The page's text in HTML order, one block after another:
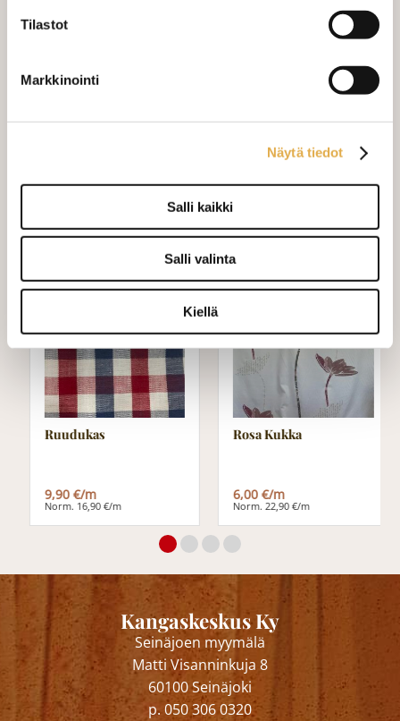
Tilastot
Markkinointi
Näytä tiedot
Salli kaikki
Salli valinta
Kiellä
+ 28,00 €
Mittausohje-sivulta
laskukaavion. Ompelutyön toimitusaika
ommeltavan jotain muuta niin ota
yhteyttä kangaskeskus@elisanet.fi
Varastossa (4.8 m)
Ruudukas
9,90 €/m
Norm. 16,90 €/m
Rosa Kukka
6,00 €/m
Norm. 22,90 €/m
Kangaskeskus Ky
Seinäjoen myymälä
Matti Visanninkuja 8
60100 Seinäjoki
p. 050 306 0320